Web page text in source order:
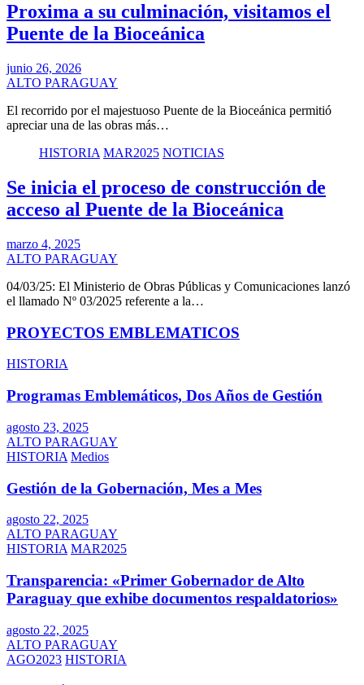
Proxima a su culminación, visitamos el
Puente de la Bioceánica
junio 26, 2026
ALTO PARAGUAY
El recorrido por el majestuoso Puente de la Bioceánica permitió
apreciar una de las obras más…
HISTORIA MAR2025 NOTICIAS
Se inicia el proceso de construcción de
acceso al Puente de la Bioceánica
marzo 4, 2025
ALTO PARAGUAY
04/03/25: El Ministerio de Obras Públicas y Comunicaciones lanzó
el llamado Nº 03/2025 referente a la…
PROYECTOS EMBLEMATICOS
HISTORIA
Programas Emblemáticos, Dos Años de Gestión
agosto 23, 2025
ALTO PARAGUAY
HISTORIA Medios
Gestión de la Gobernación, Mes a Mes
agosto 22, 2025
ALTO PARAGUAY
HISTORIA MAR2025
Transparencia: «Primer Gobernador de Alto
Paraguay que exhibe documentos respaldatorios»
agosto 22, 2025
ALTO PARAGUAY
AGO2023 HISTORIA